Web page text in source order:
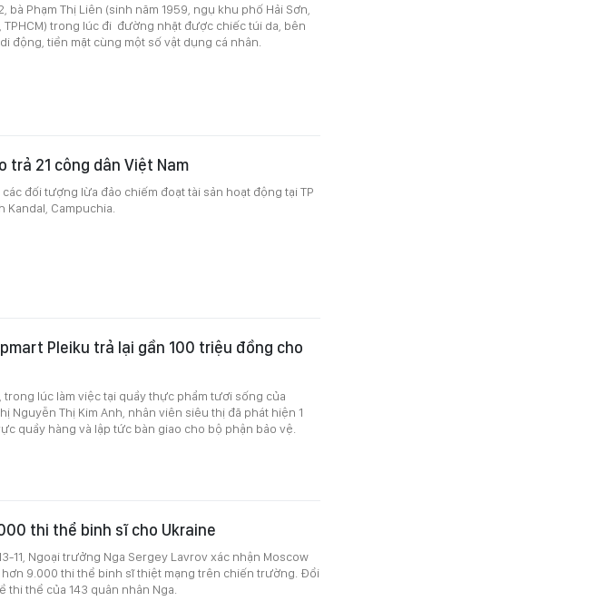
bà Phạm Thị Liên (sinh năm 1959, ngụ khu phố Hải Sơn,
TPHCM) trong lúc đi đường nhặt được chiếc túi da, bên
động, tiền mặt cùng một số vật dụng cá nhân.
trả 21 công dân Việt Nam
đối tượng lừa đảo chiếm đoạt tài sản hoạt động tại TP
Kandal, Campuchia.
Pleiku trả lại gần 100 triệu đồng cho
trong lúc làm việc tại quầy thực phẩm tươi sống của
Nguyễn Thị Kim Anh, nhân viên siêu thị đã phát hiện 1
quầy hàng và lập tức bàn giao cho bộ phận bảo vệ.
thi thể binh sĩ cho Ukraine
11, Ngoại trưởng Nga Sergey Lavrov xác nhận Moscow
hơn 9.000 thi thể binh sĩ thiệt mạng trên chiến trường. Đổi
thi thể của 143 quân nhân Nga.